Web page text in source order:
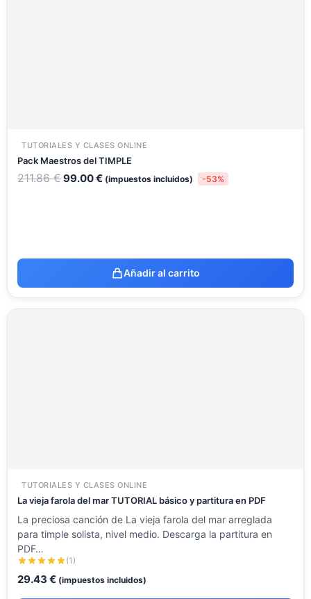
TUTORIALES Y CLASES ONLINE
Pack Maestros del TIMPLE
211.86€99.00€ (impuestos incluidos) -53%
Añadir al carrito
TUTORIALES Y CLASES ONLINE
La vieja farola del mar TUTORIAL básico y partitura en PDF
La preciosa canción de La vieja farola del mar arreglada
para timple solista, nivel medio. Descarga la partitura en
PDF…
(1)
29.43 € (impuestos incluidos)